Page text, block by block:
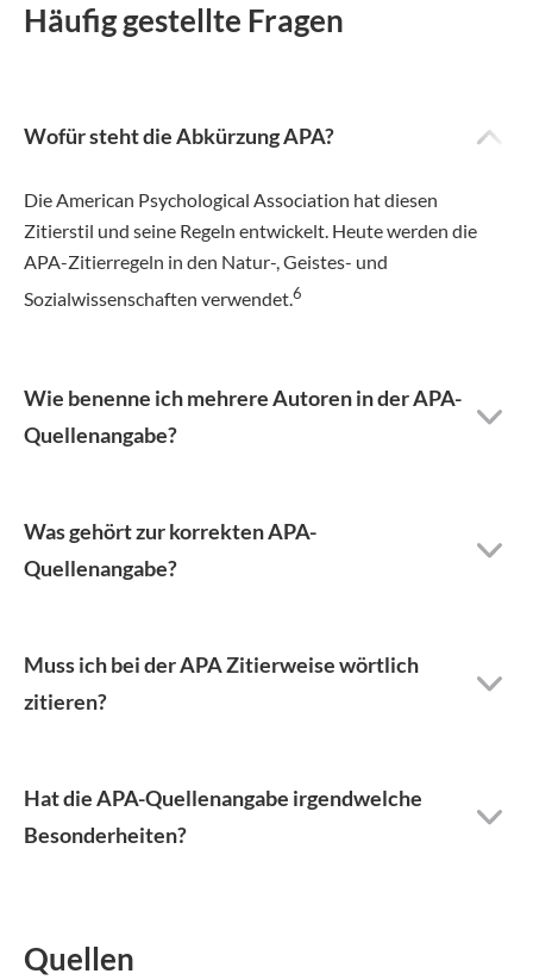
Häufig gestellte Fragen
Wofür steht die Abkürzung APA?
Die American Psychological Association hat diesen
Zitierstil und seine Regeln entwickelt. Heute werden die
APA-Zitierregeln in den Natur-, Geistes- und
Sozialwissenschaften verwendet.6
Wie benenne ich mehrere Autoren in der APA-
Quellenangabe?
Was gehört zur korrekten APA-
Quellenangabe?
Muss ich bei der APA Zitierweise wörtlich
zitieren?
Hat die APA-Quellenangabe irgendwelche
Besonderheiten?
Quellen